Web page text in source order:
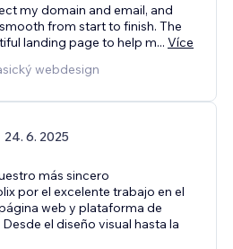
my domain and email, and
from start to finish. The
landing page to help m... Více
webdesign
24. 6. 2025
más sincero
por el excelente trabajo en el
web y plataforma de
el diseño visual hasta la